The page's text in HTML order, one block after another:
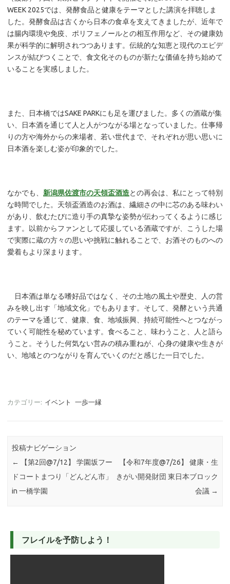
WEEK 2025では、発酵食品と健康をテーマとした講演を拝聴しま
した。発酵食品は古くから日本の食卓を支えてきましたが、近年で
は腸内環境や免疫、ポリフェノールとの相互作用など、その健康効
果が科学的に解明されつつあります。伝統的な知恵と現代のエビデ
ンスが結びつくことで、食文化そのものが新たな価値を持ち始めて
いることを実感しました。
また、日本橋ではSAKE PARKにも足を運びました。多くの酒蔵が集
い、日本酒を通じて人と人がつながる場となっていました。仕事帰
りの方や海外からの来場者、若い世代まで、それぞれが思い思いに
日本酒を楽しむ姿が印象的でした。
なかでも、 新潟県佐渡市の天領盃酒造との再会は、私にとって特別
な時間でした。天領盃酒造のお酒は、繊細さの中に芯のある味わい
があり、飲むたびに造り手の真摯な姿勢が伝わってくるように感じ
ます。以前からファンとして応援している酒蔵ですが、こうした場
で実際に蔵の方々の思いや挑戦に触れることで、お酒そのものへの
愛着もより深まります。
日本酒は単なる嗜好品ではなく、その土地の風土や歴史、人の営
みを映し出す「地域文化」でもあります。そして、発酵という共通
のテーマを通じて、健康、食、地域振興、持続可能性へとつながっ
ていく可能性を秘めています。食べること、味わうこと、人と語ら
うこと。そうした何気ない営みの積み重ねが、心身の健康や生きが
い、地域とのつながりを育んでいくのだと感じた一日でした。
カテゴリー: イベント 一歩一縁
投稿ナビゲーション
←
【第2回@7/12】 学園坂フー
ドコートまつり「どんどん市」
in 一橋学園
【令和7年度@7/26】 健康・生
きがい開発財団 東日本ブロック
会議 →
フレイルを予防しよう！